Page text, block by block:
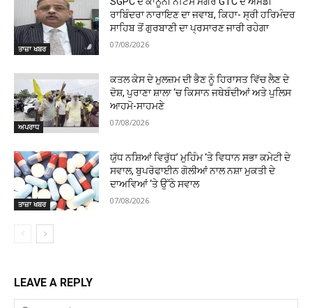
ਤਾਜ਼ਾ ਖਬਰ
ਰਾਬਿੰਦਰਾ ਨਾਰਾਇਣ ਦਾ ਜਵਾਬ, ਕਿਹਾ- ਸ੍ਰੀ ਹਰਿਮੰਦਰ
ਸਾਹਿਬ ਤੋਂ ਗੁਰਬਾਣੀ ਦਾ ਪ੍ਰਸਾਰਣ ਜਾਰੀ ਰਹੇਗਾ
07/08/2026
ਅਪਰਾਧ
ਕਤਲ ਕੇਸ ਦੇ ਮੁਲਜ਼ਮ ਦੀ ਭੈਣ ਨੂੰ ਹਿਰਾਸਤ ਵਿੱਚ ਲੈਣ ਦੇ
ਦੋਸ਼, ਪੁਰਾਣਾ ਸ਼ਾਲਾ ‘ਚ ਕਿਸਾਨ ਜਥੇਬੰਦੀਆਂ ਅਤੇ ਪੁਲਿਸ
ਆਹਮੋ-ਸਾਹਮਣੇ
07/08/2026
ਤਾਜ਼ਾ ਖਬਰ
ਯੁੱਧ ਨਸ਼ਿਆਂ ਵਿਰੁੱਧ’ ਮੁਹਿੰਮ ‘ਤੇ ਵਿਧਾਨ ਸਭਾ ਕਮੇਟੀ ਦੇ
ਸਵਾਲ, ਬੁਪਰੋਫਾਈਨ ਗੋਲੀਆਂ ਨਾਲ ਨਸ਼ਾ ਮੁਕਤੀ ਦੇ
ਦਾਅਵਿਆਂ ‘ਤੇ ਉੱਠੇ ਸਵਾਲ
07/08/2026
LEAVE A REPLY